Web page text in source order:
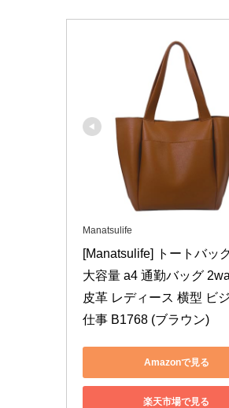
Manatsulife
[Manatsulife] トートバッ
大容量 a4 通勤バッグ
皮革 レディース 横型 ビ
仕事 B1768 (ブラウン)
Amazonで見る
楽天市場で見る